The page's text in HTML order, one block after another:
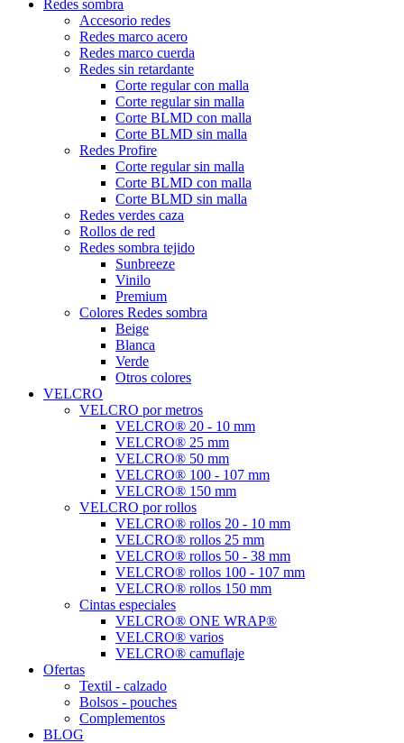
Redes sombra
Accesorio redes
Redes marco acero
Redes marco cuerda
Redes sin retardante
Corte regular con malla
Corte regular sin malla
Corte BLMD con malla
Corte BLMD sin malla
Redes Profire
Corte regular sin malla
Corte BLMD con malla
Corte BLMD sin malla
Redes verdes caza
Rollos de red
Redes sombra tejido
Sunbreeze
Vinilo
Premium
Colores Redes sombra
Beige
Blanca
Verde
Otros colores
VELCRO
VELCRO por metros
VELCRO® 20 - 10 mm
VELCRO® 25 mm
VELCRO® 50 mm
VELCRO® 100 - 107 mm
VELCRO® 150 mm
VELCRO por rollos
VELCRO® rollos 20 - 10 mm
VELCRO® rollos 25 mm
VELCRO® rollos 50 - 38 mm
VELCRO® rollos 100 - 107 mm
VELCRO® rollos 150 mm
Cintas especiales
VELCRO® ONE WRAP®
VELCRO® varios
VELCRO® camuflaje
Ofertas
Textil - calzado
Bolsos - pouches
Complementos
BLOG